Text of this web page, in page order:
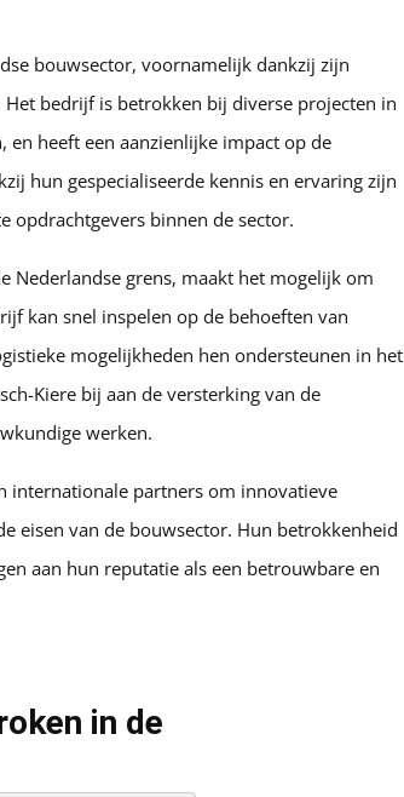
bouwsector, voornamelijk dankzij zijn
bedrijf is betrokken bij diverse projecten in
heeft een aanzienlijke impact op de
hun gespecialiseerde kennis en ervaring zijn
opdrachtgevers binnen de sector.
Nederlandse grens, maakt het mogelijk om
kan snel inspelen op de behoeften van
mogelijkheden hen ondersteunen in het
Kiere bij aan de versterking van de
werken.
internationale partners om innovatieve
eisen van de bouwsector. Hun betrokkenheid
aan hun reputatie als een betrouwbare en
in de